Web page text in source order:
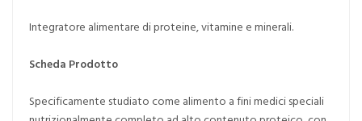
Integratore alimentare di proteine, vitamine e minerali.
Scheda Prodotto
Specificamente studiato come alimento a fini medici speciali